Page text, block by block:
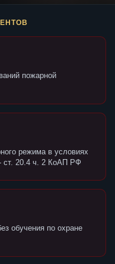
пожарной
режима в условиях
ст. 20.4 ч. 2 КоАП РФ
обучения по охране